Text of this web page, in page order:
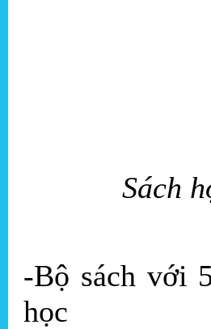
Sách
-Bộ sách với
học